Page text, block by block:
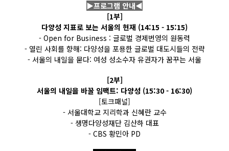
▶프로그램 안내◀
[1부]
다양성 지표로 보는 서울의 현재 (14:15 - 15:15)
- Open for Business : 글로벌 경제번영의 원동력
- 열린 사회를 향해: 다양성을 포용한 글로벌 대도시들의 전략
- 서울의 내일을 묻다: 여성 성소수자 유권자가 꿈꾸는 서울
[2부]
서울의 내일을 바꿀 임팩트: 다양성 (15:30 - 16:30)
[토크패널]
- 서울대학교 지리학과 신혜란 교수
- 생명다양성재단 김산하 대표
- CBS 황민아 PD